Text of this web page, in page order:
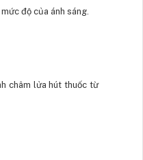
độ của ánh sáng.
châm lửa hút thuốc từ